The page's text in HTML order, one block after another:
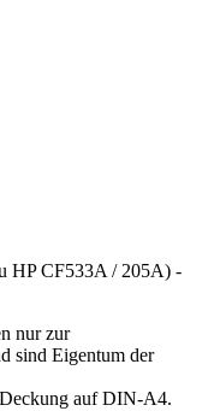
HP CF533A / 205A) -
nur zur
sind Eigentum der
auf DIN-A4.